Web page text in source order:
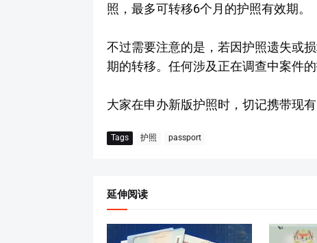
照，最多可转移6个月的护照有效期。
不过需要注意的是，若因护照遗失或
期的转移。任何涉及正在调查中案件
大家在申办新版护照时，切记携带现有
Tags 护照 passport
延伸阅读